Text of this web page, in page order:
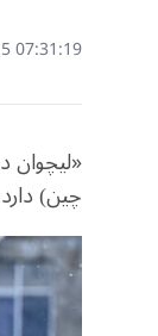
07:31:19 2025-02-15
«لیچوان
چین)دارد